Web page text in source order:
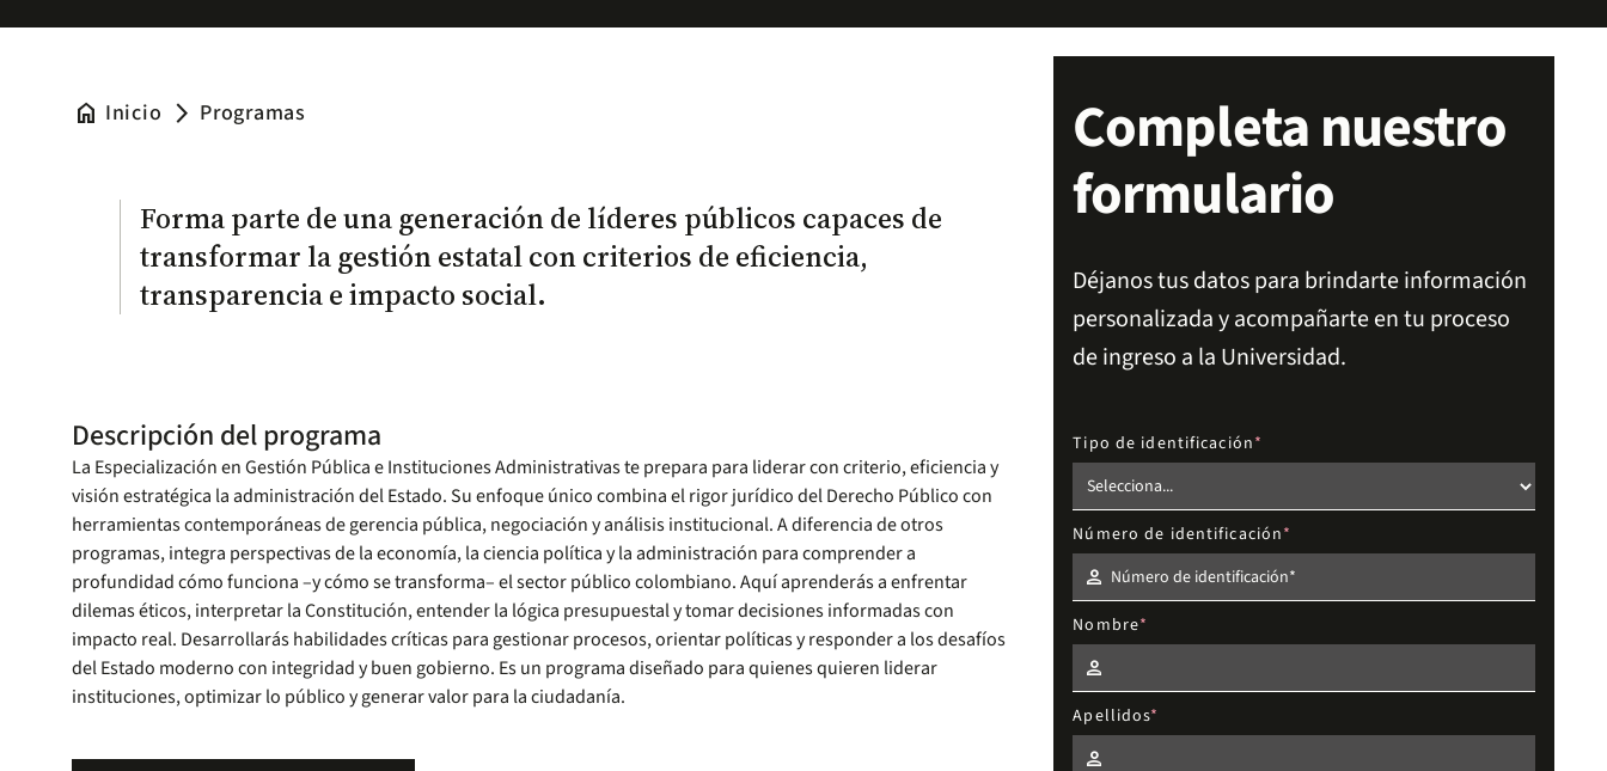
home Inicio arrow_forward_ios Programas
Forma parte de una generación de líderes públicos capaces de
transformar la gestión estatal con criterios de eficiencia,
transparencia e impacto social.
Descripción del programa
La Especialización en Gestión Pública e Instituciones Administrativas te prepara para liderar con criterio, eficiencia y
visión estratégica la administración del Estado. Su enfoque único combina el rigor jurídico del Derecho Público con
herramientas contemporáneas de gerencia pública, negociación y análisis institucional. A diferencia de otros
programas, integra perspectivas de la economía, la ciencia política y la administración para comprender a
profundidad cómo funciona –y cómo se transforma– el sector público colombiano. Aquí aprenderás a enfrentar
dilemas éticos, interpretar la Constitución, entender la lógica presupuestal y tomar decisiones informadas con
impacto real. Desarrollarás habilidades críticas para gestionar procesos, orientar políticas y responder a los desafíos
del Estado moderno con integridad y buen gobierno. Es un programa diseñado para quienes quieren liderar
instituciones, optimizar lo público y generar valor para la ciudadanía.
Completa nuestro
formulario
Déjanos tus datos para brindarte información
personalizada y acompañarte en tu proceso
de ingreso a la Universidad.
Tipo de identificación
Número de identificación
Nombre
Apellidos